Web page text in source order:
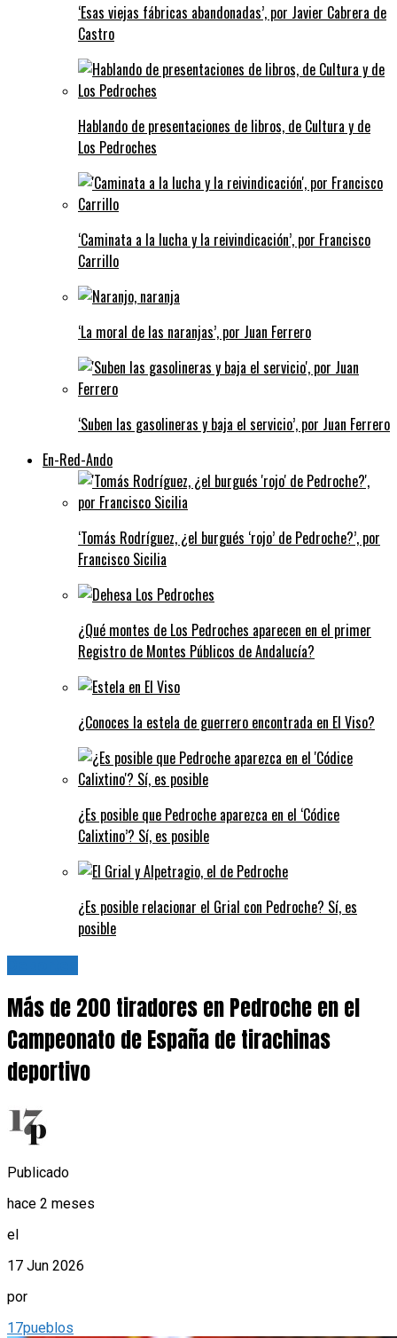
‘Esas viejas fábricas abandonadas’, por Javier Cabrera de
Castro
Hablando de presentaciones de libros, de Cultura y de
Los Pedroches
‘Caminata a la lucha y la reivindicación’, por Francisco
Carrillo
‘La moral de las naranjas’, por Juan Ferrero
‘Suben las gasolineras y baja el servicio’, por Juan Ferrero
En-Red-Ando
‘Tomás Rodríguez, ¿el burgués ‘rojo’ de Pedroche?’, por
Francisco Sicilia
¿Qué montes de Los Pedroches aparecen en el primer
Registro de Montes Públicos de Andalucía?
¿Conoces la estela de guerrero encontrada en El Viso?
¿Es posible que Pedroche aparezca en el ‘Códice
Calixtino’? Sí, es posible
¿Es posible relacionar el Grial con Pedroche? Sí, es
posible
Más de 200 tiradores en Pedroche en el
Campeonato de España de tirachinas
deportivo
Publicado
hace 2 meses
el
17 Jun 2026
por
17pueblos